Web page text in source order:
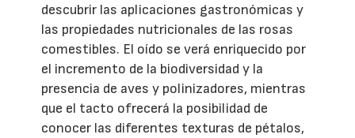
descubrir las aplicaciones gastronómicas y
las propiedades nutricionales de las rosas
comestibles. El oído se verá enriquecido por
el incremento de la biodiversidad y la
presencia de aves y polinizadores, mientras
que el tacto ofrecerá la posibilidad de
conocer las diferentes texturas de pétalos,